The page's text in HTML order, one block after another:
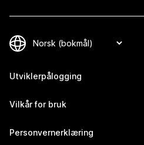
Utviklerpålogging
Vilkår for bruk
Personvernerklæring